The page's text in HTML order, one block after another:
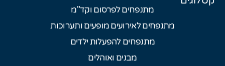
מתנפחים לפרסום וקד"מ
מתנפחים לאירועים מופעים ותערוכות
מתנפחים להפעלות ילדים
מבנים ואוהלים